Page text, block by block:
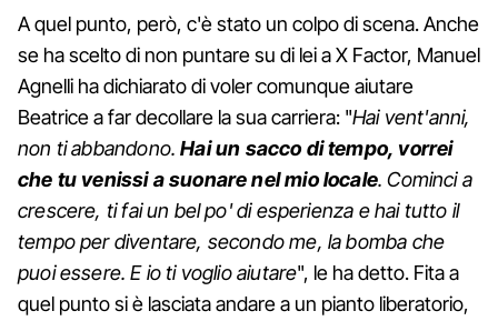
A quel punto, però, c'è stato un colpo di scena. Anche
se ha scelto di non puntare su di lei a X Factor, Manuel
Agnelli ha dichiarato di voler comunque aiutare
Beatrice a far decollare la sua carriera: "Hai vent'anni,
non ti abbandono.Hai un sacco di tempo, vorrei
che tu venissi a suonare nel mio locale. Cominci a
crescere, ti fai un bel po' di esperienza e hai tutto il
tempo per diventare, secondo me, la bomba che
puoi essere. E io ti voglio aiutare", le ha detto. Fita a
quel punto si è lasciata andare a un pianto liberatorio,